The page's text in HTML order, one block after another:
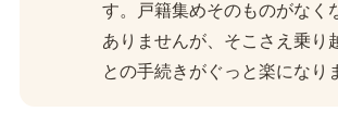
す。戸籍集めそのものがなく
ありませんが、そこさえ乗り
との手続きがぐっと楽になり